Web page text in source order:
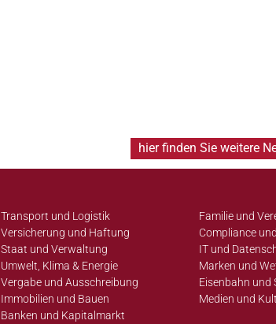
hier finden Sie weitere
Transport und Logistik
Versicherung und Haftung
Staat und Verwaltung
Umwelt, Klima & Energie
Vergabe und Ausschreibung
Immobilien und Bauen
Banken und Kapitalmarkt
Familie und
Compliance
IT und
Marken und
Eisenbahn und
Medien und